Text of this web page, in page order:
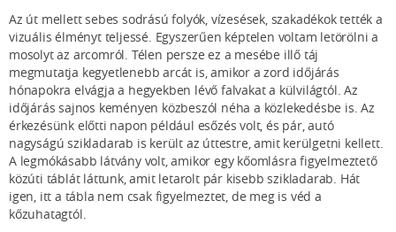
Az út mellett sebes sodrású folyók, vízesések, szakadékok tették a
vizuális élményt teljessé. Egyszerűen képtelen voltam letörölni a
mosolyt az arcomról. Télen persze ez a mesébe illő táj
megmutatja kegyetlenebb arcát is, amikor a zord időjárás
hónapokra elvágja a hegyekben lévő falvakat a külvilágtól. Az
időjárás sajnos keményen közbeszól néha a közlekedésbe is. Az
érkezésünk előtti napon például esőzés volt, és pár, autó
nagyságú szikladarab is került az úttestre, amit kerülgetni kellett.
A legmókásabb látvány volt, amikor egy kőomlásra figyelmeztető
közúti táblát láttunk, amit letarolt pár kisebb szikladarab. Hát
igen, itt a tábla nem csak figyelmeztet, de meg is véd a
kőzuhatagtól.